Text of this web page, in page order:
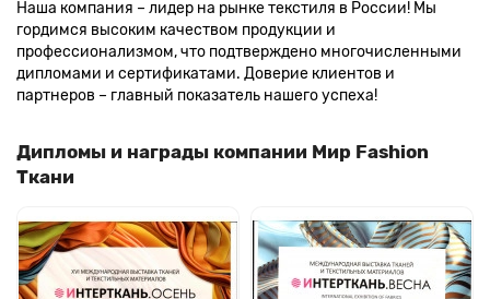
Наша компания – лидер на рынке текстиля в России! Мы
гордимся высоким качеством продукции и
профессионализмом, что подтверждено многочисленными
дипломами и сертификатами. Доверие клиентов и
партнеров – главный показатель нашего успеха!
Дипломы и награды компании Мир Fashion
Ткани